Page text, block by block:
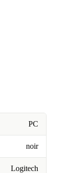
PC
noir
Logitech